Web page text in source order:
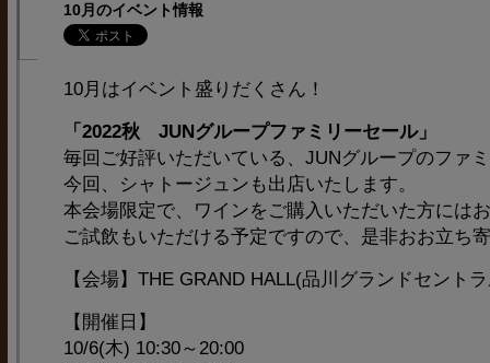
10月のイベント情報
10月はイベント盛りだくさん！
「2022秋 JUNグループファミリーセール」
毎回ご好評いただいている、JUNグループのファ
今回、シャトージュンも出店いたします。
本会場限定で、ワインをご購入いただいた方には
ご試飲もいただける予定ですので、是非おお立ち
【会場】THE GRAND HALL(品川グランドセント
【開催日】
10/6(木) 10:30～20:00